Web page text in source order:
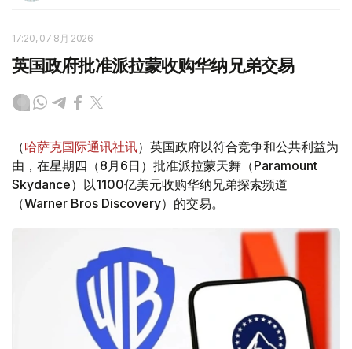
17:20, 07 8月 2026
英国政府批准派拉蒙收购华纳兄弟交易
（哈萨克国际通讯社讯）英国政府以符合竞争和公共利益为
由，在星期四（8月6日）批准派拉蒙天舞（Paramount
Skydance）以1100亿美元收购华纳兄弟探索频道
（Warner Bros Discovery）的交易。